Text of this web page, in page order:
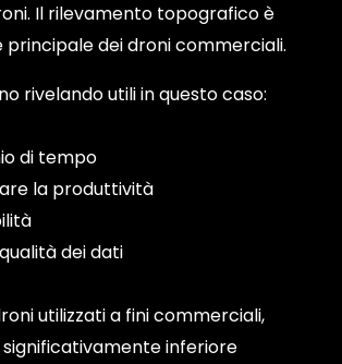
Il rilevamento topografico è
principale dei droni commerciali.
rivelando utili in questo caso:
di tempo
la produttività
dei dati
utilizzati a fini commerciali,
significativamente inferiore